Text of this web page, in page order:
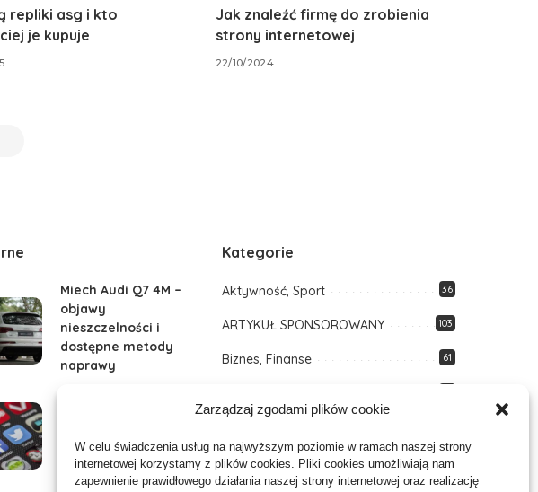
Zarządzaj zgodami plików cookie
W celu świadczenia usług na najwyższym poziomie w ramach naszej strony
internetowej korzystamy z plików cookies. Pliki cookies umożliwiają nam
zapewnienie prawidłowego działania naszej strony internetowej oraz realizację
repliki asg i kto
je kupuje
Jak znaleźć firmę do zrobienia
strony internetowej
22/10/2024
Miech Audi Q7 4M –
objawy
nieszczelności i
dostępne metody
naprawy
kryteria wymiany
Kategorie
Aktywność, Sport 36
ARTYKUŁ SPONSOROWANY 103
Biznes, Finanse 61
Edukacja, Rozrywka 35